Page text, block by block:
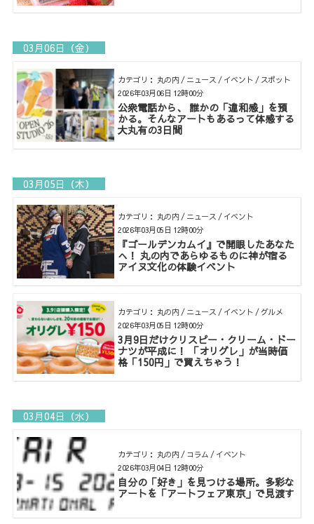
03月06日（金）
カテゴリ： 丸の内 / ニュース / イベント / スポット
公衆電話から、 誰かの「違和感」を預
かる。そんなアートもあるって体感する
大丸有の3日間
2026年03月06日 12時00分
03月05日（木）
カテゴリ： 丸の内 / ニュース / イベント
『ゴールデンカムイ』で開眼したあなた
へ！ 丸の内であらゆるものに神が宿る
アイヌ文化の体験イベント
2026年03月05日 12時00分
カテゴリ： 丸の内 / ニュース / イベント / グルメ
3月9日だけクリスピー・クリーム・ドー
ナツが平成に！ 「オリグレ」が当時価
格「150円」で買えちゃう！
2026年03月05日 12時00分
03月04日（水）
カテゴリ： 丸の内 / コラム / イベント
自分の「好き」を見つける場所。多彩な
アートを「アートフェア東京」で見渡す
2026年03月04日 12時00分